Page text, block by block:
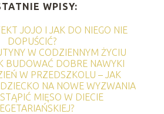
WPISY:
JOJO I JAK DO NIEGO NIE
DOPUŚCIĆ?
W CODZIENNYM ŻYCIU
BUDOWAĆ DOBRE NAWYKI
W PRZEDSZKOLU – JAK
NA NOWE WYZWANIA
MIĘSO W DIECIE